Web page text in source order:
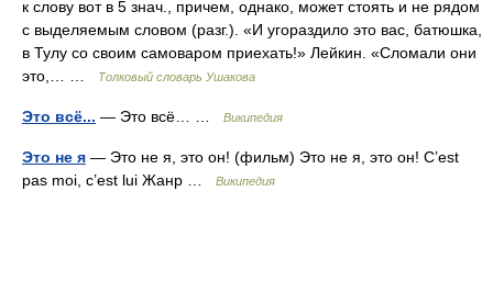
к слову вот в 5 знач., причем, однако, может стоять и не рядом
с выделяемым словом (разг.). «И угораздило это вас, батюшка,
в Тулу со своим самоваром приехать!» Лейкин. «Сломали они
это,… …
Толковый словарь Ушакова
Это всё... — Это всё… … Википедия
Это не я — Это не я, это он! (фильм) Это не я, это он! C’est
pas moi, c’est lui Жанр …
Википедия